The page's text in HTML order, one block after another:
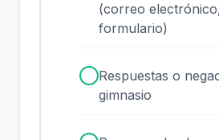
(correo
formulario)
Respuestas o
gimnasio